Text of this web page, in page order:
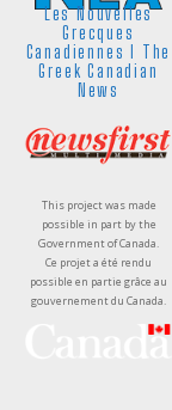
Les Nouvelles
Grecques
Canadiennes I The
Greek Canadian
News
This project was made
possible in part by the
Government of Canada.
Ce projet a été rendu
possible en partie grâce au
gouvernement du Canada.